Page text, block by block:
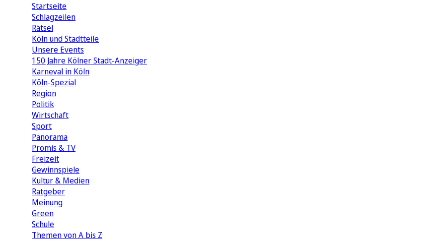
Startseite
Schlagzeilen
Rätsel
Köln und Stadtteile
Unsere Events
150 Jahre Kölner Stadt-Anzeiger
Karneval in Köln
Köln-Spezial
Region
Politik
Wirtschaft
Sport
Panorama
Promis & TV
Freizeit
Gewinnspiele
Kultur & Medien
Ratgeber
Meinung
Green
Schule
Themen von A bis Z